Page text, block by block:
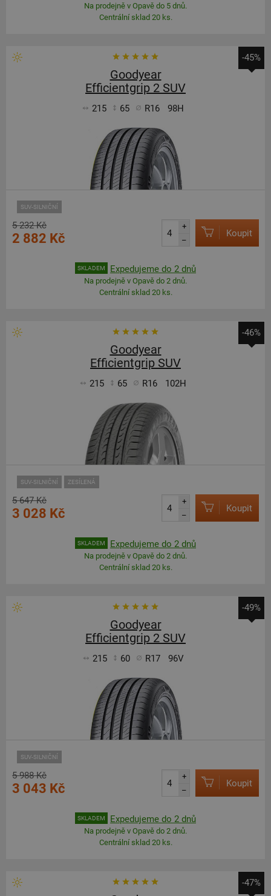
Na prodejně v Opavě do 5 dnů.
Centrální sklad 20 ks.
-45%
Goodyear
Efficientgrip 2 SUV
215 65 R16 98H
SUV-SILNIČNÍ
5 232 Kč
2 882 Kč
+
–
Koupit
SKLADEM Expedujeme do 2 dnů
Na prodejně v Opavě do 2 dnů.
Centrální sklad 20 ks.
-46%
Goodyear
Efficientgrip SUV
215 65 R16 102H
SUV-SILNIČNÍ ZESÍLENÁ
5 647 Kč
3 028 Kč
+
–
Koupit
SKLADEM Expedujeme do 2 dnů
Na prodejně v Opavě do 2 dnů.
Centrální sklad 20 ks.
-49%
Goodyear
Efficientgrip 2 SUV
215 60 R17 96V
SUV-SILNIČNÍ
5 988 Kč
3 043 Kč
+
–
Koupit
SKLADEM Expedujeme do 2 dnů
Na prodejně v Opavě do 2 dnů.
Centrální sklad 20 ks.
-47%